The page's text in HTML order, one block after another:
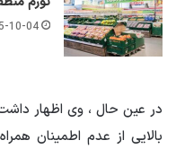
10-04
بالایی از عدم اطمینان